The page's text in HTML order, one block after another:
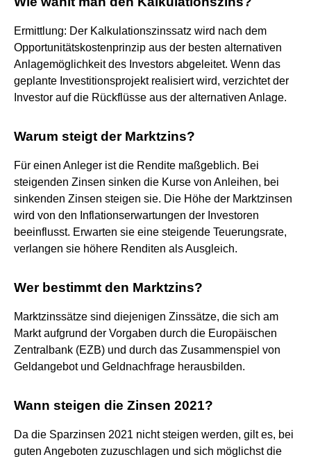
Ermittlung: Der Kalkulationszinssatz wird nach dem
Opportunitätskostenprinzip aus der besten alternativen
Anlagemöglichkeit des Investors abgeleitet. Wenn das
geplante Investitionsprojekt realisiert wird, verzichtet der
Investor auf die Rückflüsse aus der alternativen Anlage.
Warum steigt der Marktzins?
Für einen Anleger ist die Rendite maßgeblich. Bei
steigenden Zinsen sinken die Kurse von Anleihen, bei
sinkenden Zinsen steigen sie. Die Höhe der Marktzinsen
wird von den Inflationserwartungen der Investoren
beeinflusst. Erwarten sie eine steigende Teuerungsrate,
verlangen sie höhere Renditen als Ausgleich.
Wer bestimmt den Marktzins?
Marktzinssätze sind diejenigen Zinssätze, die sich am
Markt aufgrund der Vorgaben durch die Europäischen
Zentralbank (EZB) und durch das Zusammenspiel von
Geldangebot und Geldnachfrage herausbilden.
Wann steigen die Zinsen 2021?
Da die Sparzinsen 2021 nicht steigen werden, gilt es, bei
guten Angeboten zuzuschlagen und sich möglichst die